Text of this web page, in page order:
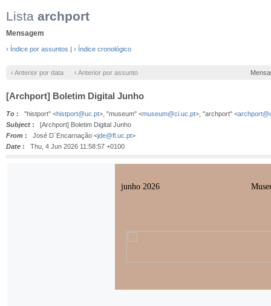
Lista archport
Mensagem
› Índice por assuntos | › Índice cronológico
‹ Anterior por data ‹ Anterior por assunto
[Archport] Boletim Digital Junho
To : "histport" <histport@uc.pt>, "museum" <museum@ci.uc.pt>, "archport" <
Subject : [Archport] Boletim Digital Junho
From : José D´Encarnação <jde@fl.uc.pt>
Date : Thu, 4 Jun 2026 11:58:57 +0100
junho 2026